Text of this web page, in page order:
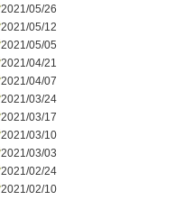
2021/05/26
2021/05/12
2021/05/05
2021/04/21
2021/04/07
2021/03/24
2021/03/17
2021/03/10
2021/03/03
2021/02/24
2021/02/10